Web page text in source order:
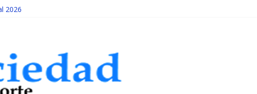
2026